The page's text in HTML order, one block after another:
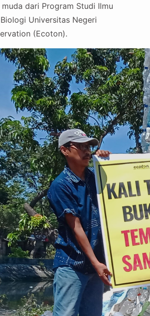
dari Program Studi Ilmu
Universitas Negeri
(Ecoton).